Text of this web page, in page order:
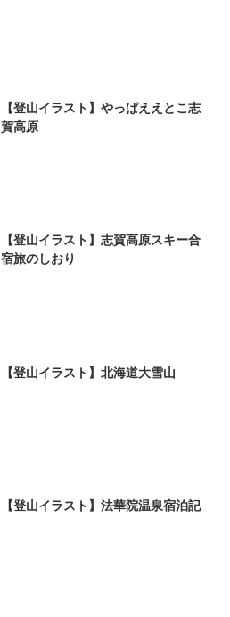
【登山イラスト】やっぱええとこ志
賀高原
【登山イラスト】志賀高原スキー合
宿旅のしおり
【登山イラスト】北海道大雪山
【登山イラスト】法華院温泉宿泊記